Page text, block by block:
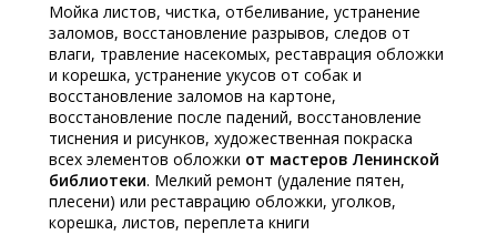
Мойка листов, чистка, отбеливание, устранение
заломов, восстановление разрывов, следов от
влаги, травление насекомых, реставрация обложки
и корешка, устранение укусов от собак и
восстановление заломов на картоне,
восстановление после падений, восстановление
тиснения и рисунков, художественная покраска
всех элементов обложки от мастеров Ленинской
библиотеки. Мелкий ремонт (удаление пятен,
плесени) или реставрацию обложки, уголков,
корешка, листов, переплета книги